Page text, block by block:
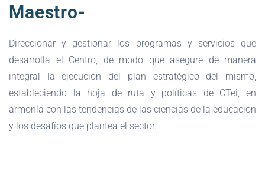
Maestro-
Direccionar y gestionar los programas y servicios que
desarrolla el Centro, de modo que asegure de manera
integral la ejecución del plan estratégico del mismo,
estableciendo la hoja de ruta y políticas de CTei, en
armonía con las tendencias de las ciencias de la educación
y los desafíos que plantea el sector.